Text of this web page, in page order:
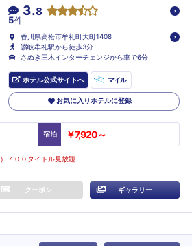
3.8
5件
香川県高松市牟礼町大町1408
讃岐牟礼駅から徒歩3分
さぬき三木インターチェンジから車で6分
ホテル公式サイトへ マイル
お気に入りホテルに登録
宿泊 ￥7,920～
７００タイトル見放題
クーポン ギャラリー